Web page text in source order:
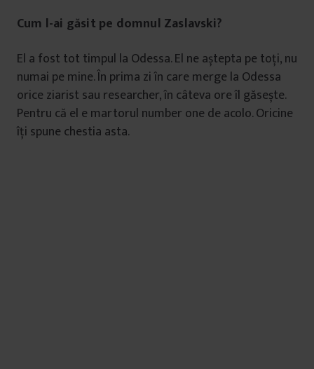
Cum l-ai găsit pe domnul Zaslavski?
El a fost tot timpul la Odessa. El ne aștepta pe toți, nu
numai pe mine. În prima zi în care merge la Odessa
orice ziarist sau researcher, în câteva ore îl găsește.
Pentru că el e martorul number one de acolo. Oricine
îți spune chestia asta.